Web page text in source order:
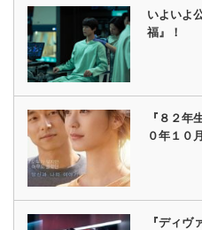
いよいよ
福』！
『８２年
０年１０
『ディヴ